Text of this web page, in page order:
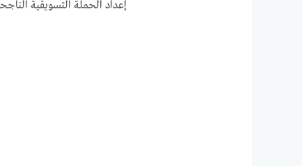
إعداد الحملة التسويقية